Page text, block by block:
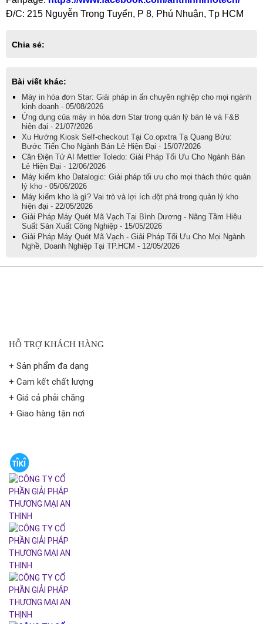
Đ/C: 215 Nguyễn Trọng Tuyển, P 8, Phú Nhuận, Tp HCM
Chia sẻ:
Bài viết khác:
Máy in hóa đơn Star: Giải pháp in ấn chuyên nghiệp cho mọi ngành
kinh doanh - 05/08/2026
Ứng dụng của máy in hóa đơn Star trong quản lý bán lẻ và F&B
hiện đại - 21/07/2026
Xu Hướng Kiosk Self-checkout Tại Co.opxtra Tạ Quang Bửu:
Bước Tiến Cho Ngành Bán Lẻ Hiện Đại - 15/07/2026
Cân Điện Tử AI Mettler Toledo: Giải Pháp Tối Ưu Cho Ngành Bán
Lẻ Hiện Đại - 12/06/2026
Máy kiểm kho Datalogic: Giải pháp tối ưu cho mọi thách thức quản
lý kho - 05/06/2026
Máy kiểm kho là gì? Vai trò và lợi ích đột phá trong quản lý kho
hiện đại - 22/05/2026
Giải Pháp Máy Quét Mã Vạch Tại Bình Dương - Nâng Tầm Hiệu
Suất Sản Xuất Công Nghiệp - 15/05/2026
Giải Pháp Máy Quét Mã Vạch - Giải Pháp Tối Ưu Cho Mọi Ngành
Nghề, Doanh Nghiệp Tại TP.HCM - 12/05/2026
HỖ TRỢ KHÁCH HÀNG
+ Sản phẩm đa dạng
+ Cam kết chất lượng
+ Giá cả phải chăng
+ Giao hàng tận nơi